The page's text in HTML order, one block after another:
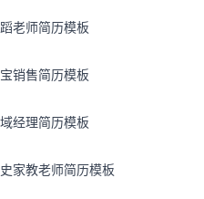
老师简历模板
销售简历模板
经理简历模板
家教老师简历模板